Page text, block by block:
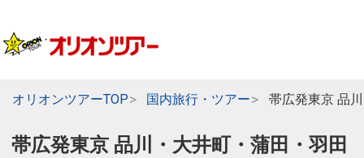
オリオンツアーTOP 国内旅行・ツアー 帯広発東京 品
帯広発東京 品川・大井町・蒲田・羽田